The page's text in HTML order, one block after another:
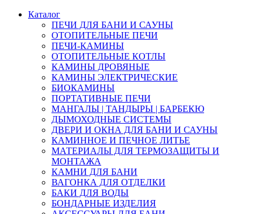
Каталог
ПЕЧИ ДЛЯ БАНИ И САУНЫ
ОТОПИТЕЛЬНЫЕ ПЕЧИ
ПЕЧИ-КАМИНЫ
ОТОПИТЕЛЬНЫЕ КОТЛЫ
КАМИНЫ ДРОВЯНЫЕ
КАМИНЫ ЭЛЕКТРИЧЕСКИЕ
БИОКАМИНЫ
ПОРТАТИВНЫЕ ПЕЧИ
МАНГАЛЫ | ТАНДЫРЫ | БАРБЕКЮ
ДЫМОХОДНЫЕ СИСТЕМЫ
ДВЕРИ И ОКНА ДЛЯ БАНИ И САУНЫ
КАМИННОЕ И ПЕЧНОЕ ЛИТЬЕ
МАТЕРИАЛЫ ДЛЯ ТЕРМОЗАЩИТЫ И
МОНТАЖА
КАМНИ ДЛЯ БАНИ
ВАГОНКА ДЛЯ ОТДЕЛКИ
БАКИ ДЛЯ ВОДЫ
БОНДАРНЫЕ ИЗДЕЛИЯ